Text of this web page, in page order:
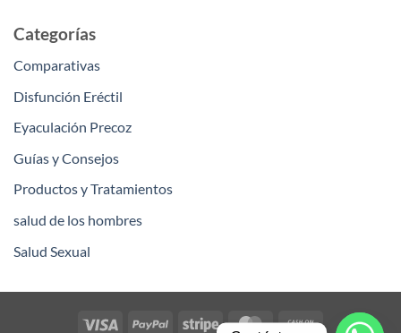
Categorías
Comparativas
Disfunción Eréctil
Eyaculación Precoz
Guías y Consejos
Productos y Tratamientos
salud de los hombres
Salud Sexual
Visa PayPal Stripe MasterCardCash